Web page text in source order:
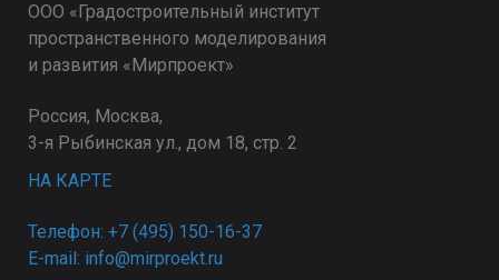
ООО «Градостроительный институт
пространственного моделирования
и развития «Мирпроект»
Россия, Москва,
3-я Рыбинская ул., дом 18, стр. 2
НА КАРТЕ
Телефон: +7 (495) 150-16-37
E-mail: info@mirproekt.ru